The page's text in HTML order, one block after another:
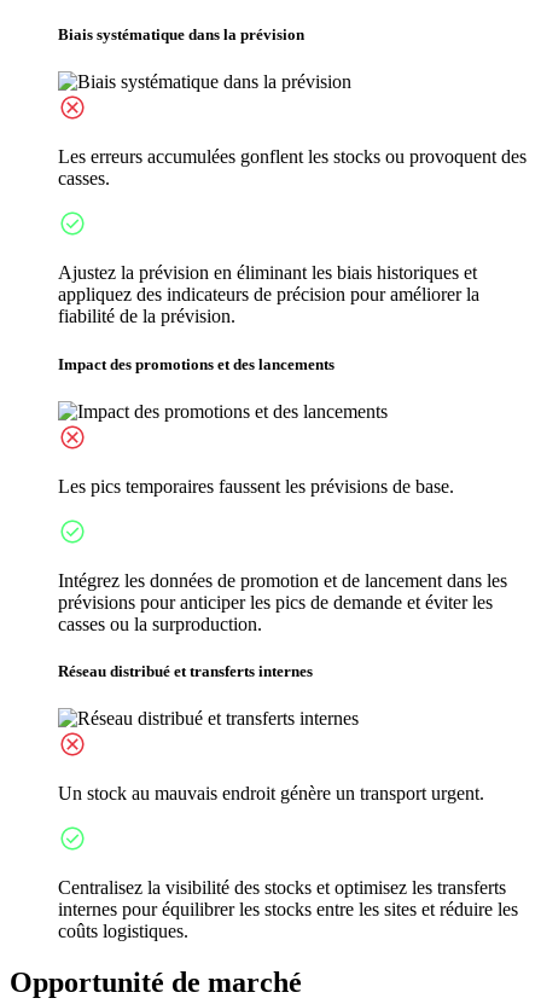
Biais systématique dans la prévision
Les erreurs accumulées gonflent les stocks ou provoquent des
casses.
Ajustez la prévision en éliminant les biais historiques et
appliquez des indicateurs de précision pour améliorer la
fiabilité de la prévision.
Impact des promotions et des lancements
Les pics temporaires faussent les prévisions de base.
Intégrez les données de promotion et de lancement dans les
prévisions pour anticiper les pics de demande et éviter les
casses ou la surproduction.
Réseau distribué et transferts internes
Un stock au mauvais endroit génère un transport urgent.
Centralisez la visibilité des stocks et optimisez les transferts
internes pour équilibrer les stocks entre les sites et réduire les
coûts logistiques.
Opportunité de marché